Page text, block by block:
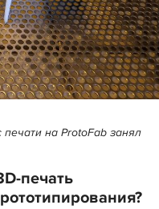
на ProtoFab занял